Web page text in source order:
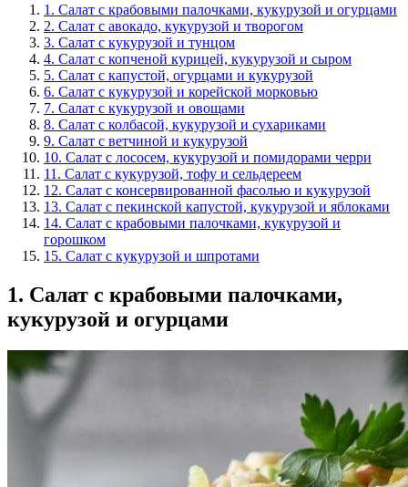
1. Салат с крабовыми палочками, кукурузой и огурцами
2. Салат с авокадо, кукурузой и творогом
3. Салат с кукурузой и тунцом
4. Салат с копченой курицей, кукурузой и сыром
5. Салат с капустой, огурцами и кукурузой
6. Салат с кукурузой и корейской морковью
7. Салат с кукурузой и овощами
8. Салат с колбасой, кукурузой и сухариками
9. Салат с ветчиной и кукурузой
10. Салат с лососем, кукурузой и помидорами черри
11. Салат с кукурузой, тофу и сельдереем
12. Салат с консервированной фасолью и кукурузой
13. Салат с пекинской капустой, кукурузой и яблоками
14. Салат с крабовыми палочками, кукурузой и
горошком
15. Салат с кукурузой и шпротами
1. Салат с крабовыми палочками,
кукурузой и огурцами